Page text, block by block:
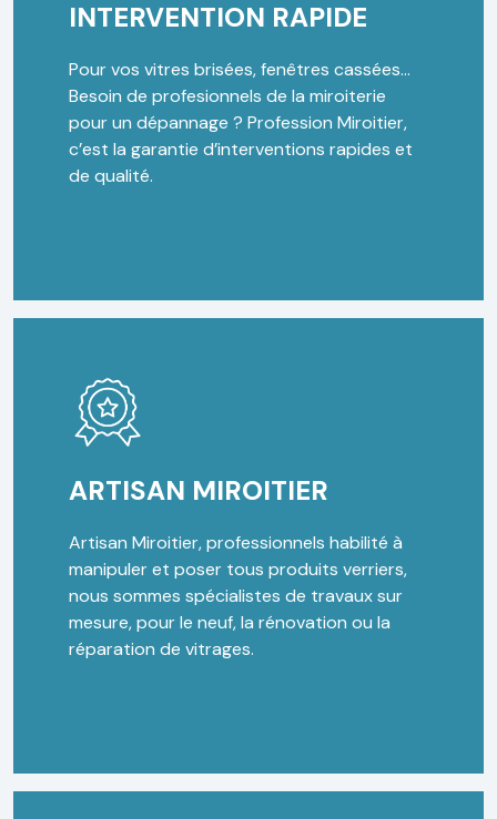
INTERVENTION RAPIDE
Pour vos vitres brisées, fenêtres cassées…
Besoin de profesionnels de la miroiterie
pour un dépannage ? Profession Miroitier,
c’est la garantie d’interventions rapides et
de qualité.
ARTISAN MIROITIER
Artisan Miroitier, professionnels habilité à
manipuler et poser tous produits verriers,
nous sommes spécialistes de travaux sur
mesure, pour le neuf, la rénovation ou la
réparation de vitrages.